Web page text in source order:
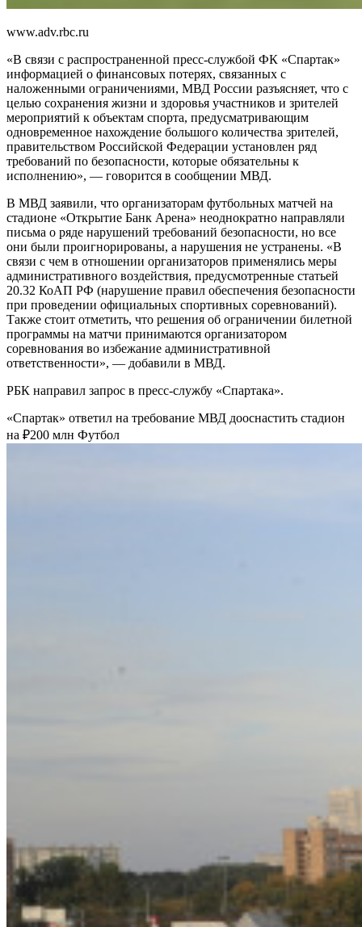
www.adv.rbc.ru
«В связи с распространенной пресс-службой ФК «Спартак»
информацией о финансовых потерях, связанных с
наложенными ограничениями, МВД России разъясняет, что с
целью сохранения жизни и здоровья участников и зрителей
мероприятий к объектам спорта, предусматривающим
одновременное нахождение большого количества зрителей,
правительством Российской Федерации установлен ряд
требований по безопасности, которые обязательны к
исполнению», — говорится в сообщении МВД.
В МВД заявили, что организаторам футбольных матчей на
стадионе «Открытие Банк Арена» неоднократно направляли
письма о ряде нарушений требований безопасности, но все
они были проигнорированы, а нарушения не устранены. «В
связи с чем в отношении организаторов применялись меры
административного воздействия, предусмотренные статьей
20.32 КоАП РФ (нарушение правил обеспечения безопасности
при проведении официальных спортивных соревнований).
Также стоит отметить, что решения об ограничении билетной
программы на матчи принимаются организатором
соревнования во избежание административной
ответственности», — добавили в МВД.
РБК направил запрос в пресс-службу «Спартака».
«Спартак» ответил на требование МВД дооснастить стадион
на ₽200 млн Футбол